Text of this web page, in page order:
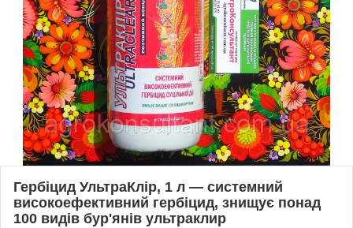
Гербіцид УльтраКлір, 1 л — системний
високоефективний гербіцид, знищує понад
100 видів бур'янів ультраклир